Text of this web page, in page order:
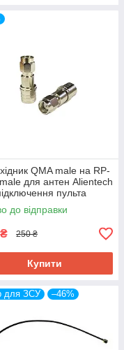
QMA male на RP-
для антен Alientech
пульта
DJI
до відправки
₴ 250 ₴
Купити
для ЗСУ –46%